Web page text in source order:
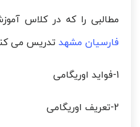
مطالبی را که در کلاس
فارسیان مشهد تدریس می
1-فواید اوریگامی
2-تعریف اوریگامی